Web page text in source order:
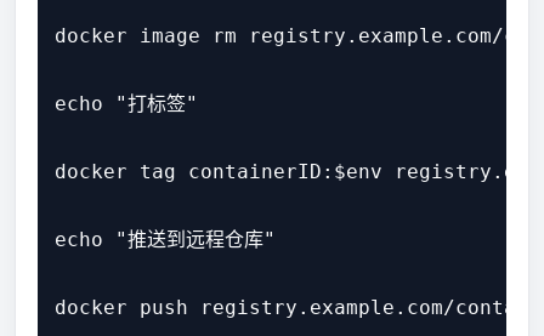
docker image rm registry.example.com/
echo "打标签"
docker tag containerID:$env
echo "推送到远程仓库"
docker push registry.example.com/